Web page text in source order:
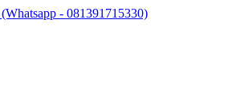
- 081391715330)